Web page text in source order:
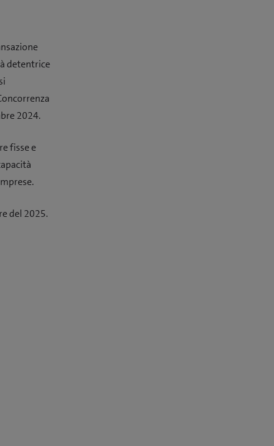
detentrice
2024.
fisse e
del 2025.